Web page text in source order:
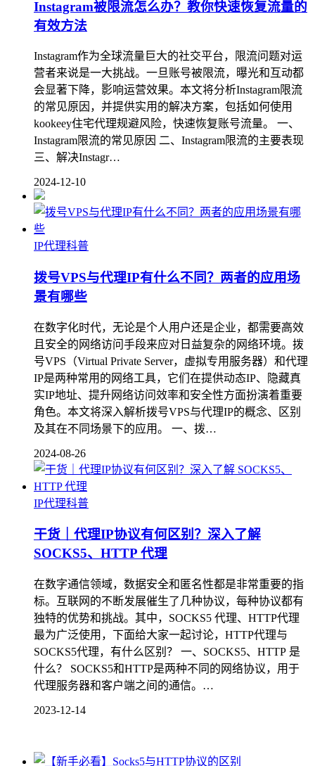
Instagram被限流怎么办？教你快速恢复流量的
有效方法
Instagram作为全球流量巨大的社交平台，限流问题对运
营者来说是一大挑战。一旦账号被限流，曝光和互动都
会显著下降，影响运营效果。本文将分析Instagram限流
的常见原因，并提供实用的解决方案，包括如何使用
kookeey住宅代理规避风险，快速恢复账号流量。 一、
Instagram限流的常见原因 二、Instagram限流的主要表现
三、解决Instagr…
2024-12-10
IP代理科普
拨号VPS与代理IP有什么不同？两者的应用场
景有哪些
在数字化时代，无论是个人用户还是企业，都需要高效
且安全的网络访问手段来应对日益复杂的网络环境。拨
号VPS（Virtual Private Server，虚拟专用服务器）和代理
IP是两种常用的网络工具，它们在提供动态IP、隐藏真
实IP地址、提升网络访问效率和安全性方面扮演着重要
角色。本文将深入解析拨号VPS与代理IP的概念、区别
及其在不同场景下的应用。 一、拨…
2024-08-26
IP代理科普
干货｜代理IP协议有何区别？深入了解
SOCKS5、HTTP 代理
在数字通信领域，数据安全和匿名性都是非常重要的指
标。互联网的不断发展催生了几种协议，每种协议都有
独特的优势和挑战。其中，SOCKS5 代理、HTTP代理
最为广泛使用，下面给大家一起讨论，HTTP代理与
SOCKS5代理，有什么区别？ 一、SOCKS5、HTTP 是
什么？ SOCKS5和HTTP是两种不同的网络协议，用于
代理服务器和客户端之间的通信。…
2023-12-14